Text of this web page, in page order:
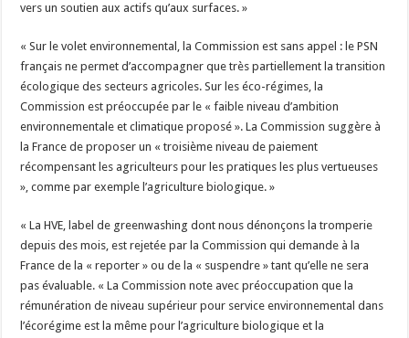
vers un soutien aux actifs qu’aux surfaces. »
« Sur le volet environnemental, la Commission est sans appel : le PSN
français ne permet d’accompagner que très partiellement la transition
écologique des secteurs agricoles. Sur les éco-régimes, la
Commission est préoccupée par le « faible niveau d’ambition
environnementale et climatique proposé ». La Commission suggère à
la France de proposer un « troisième niveau de paiement
récompensant les agriculteurs pour les pratiques les plus vertueuses
», comme par exemple l’agriculture biologique. »
« La HVE, label de greenwashing dont nous dénonçons la tromperie
depuis des mois, est rejetée par la Commission qui demande à la
France de la « reporter » ou de la « suspendre » tant qu’elle ne sera
pas évaluable. « La Commission note avec préoccupation que la
rémunération de niveau supérieur pour service environnemental dans
l’écorégime est la même pour l’agriculture biologique et la